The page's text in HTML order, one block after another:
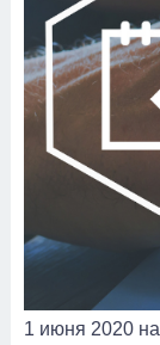
1 июня 2020